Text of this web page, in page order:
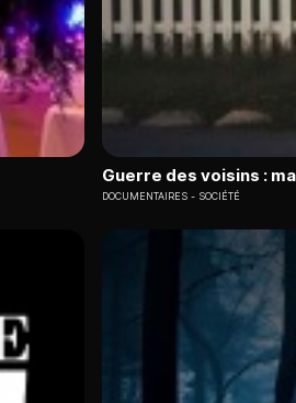
Guerre des voisins :
DOCUMENTAIRES SOCIÉTÉ